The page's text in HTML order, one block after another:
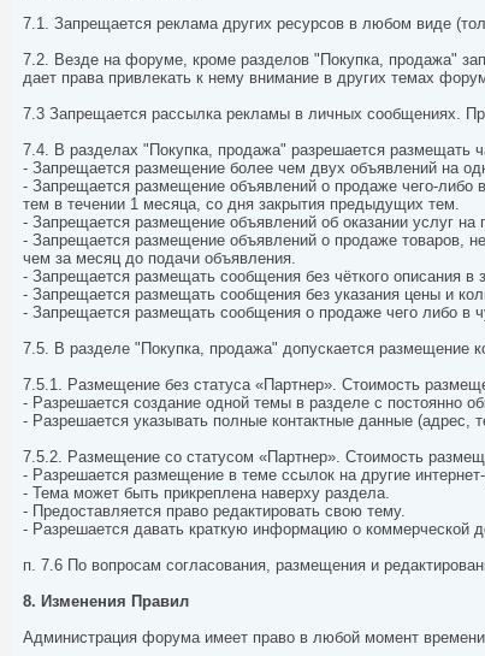
7.1. Запрещается реклама других ресурсов в любом виде
7.2. Везде на форуме, кроме разделов "Покупка, продажа"
дает права привлекать к нему внимание в других темах
7.3 Запрещается рассылка рекламы в личных сообщениях.
7.4. В разделах "Покупка, продажа" разрешается размещать
- Запрещается размещение более чем двух объявлений на
- Запрещается размещение объявлений о продаже чего-либо
тем в течении 1 месяца, со дня закрытия предыдущих тем.
- Запрещается размещение объявлений об оказании услуг на
- Запрещается размещение объявлений о продаже товаров,
чем за месяц до подачи объявления.
- Запрещается размещать сообщения без чёткого описания в
- Запрещается размещать сообщения без указания цены и
- Запрещается размещать сообщения о продаже чего либо в
7.5. В разделе "Покупка, продажа" допускается размещение
7.5.1. Размещение без статуса «Партнер». Стоимость
- Разрешается создание одной темы в разделе с
- Разрешается указывать полные контактные данные (адрес,
7.5.2. Размещение со статусом «Партнер». Стоимость
- Разрешается размещение в теме ссылок на другие
- Тема может быть прикреплена наверху раздела.
- Предоставляется право редактировать свою тему.
- Разрешается давать краткую информацию о коммерческой
п. 7.6 По вопросам согласования, размещения и
8. Изменения Правил
Администрация форума имеет право в любой момент